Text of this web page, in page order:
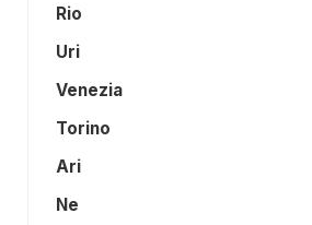
Rio
Uri
Venezia
Torino
Ari
Ne